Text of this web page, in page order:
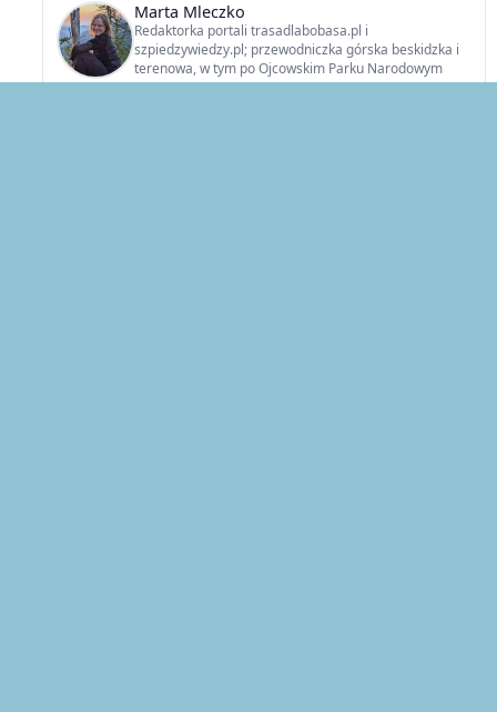
Marta Mleczko
Redaktorka portali trasadlabobasa.pl i
szpiedzywiedzy.pl; przewodniczka górska beskidzka i
terenowa, w tym po Ojcowskim Parku Narodowym